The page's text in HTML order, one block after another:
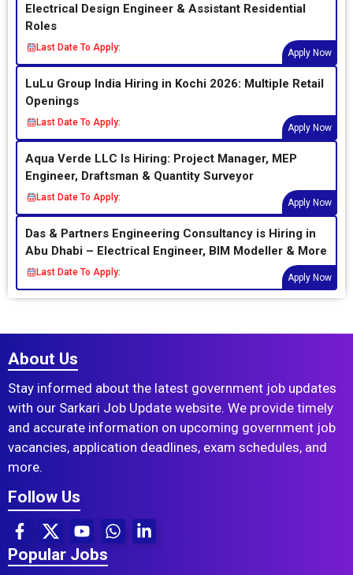
Electrical Design Engineer & Assistant Residential
Roles
Last Date To Apply:
Apply Now
LuLu Group India Hiring in Kochi 2026: Multiple Retail
Openings
Last Date To Apply:
Apply Now
Aqua Verde LLC Is Hiring: Project Manager, MEP
Engineer, Draftsman & Quantity Surveyor
Last Date To Apply:
Apply Now
Das & Partners Engineering Consultancy is Hiring in
Abu Dhabi – Electrical Engineer, BIM Modeller & More
Last Date To Apply:
Apply Now
About Us
Stay informed about the latest government job updates
with our Sarkari Job Update website. We provide timely
and accurate information on upcoming government job
vacancies, application deadlines, exam schedules, and
more.
Follow Us
Popular Jobs